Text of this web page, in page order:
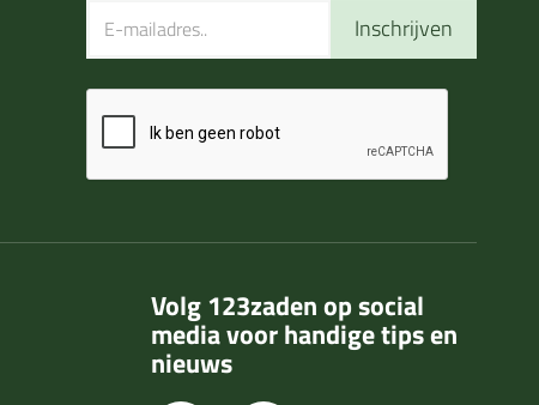
Inschrijven
Volg 123zaden op social
media voor handige tips en
nieuws